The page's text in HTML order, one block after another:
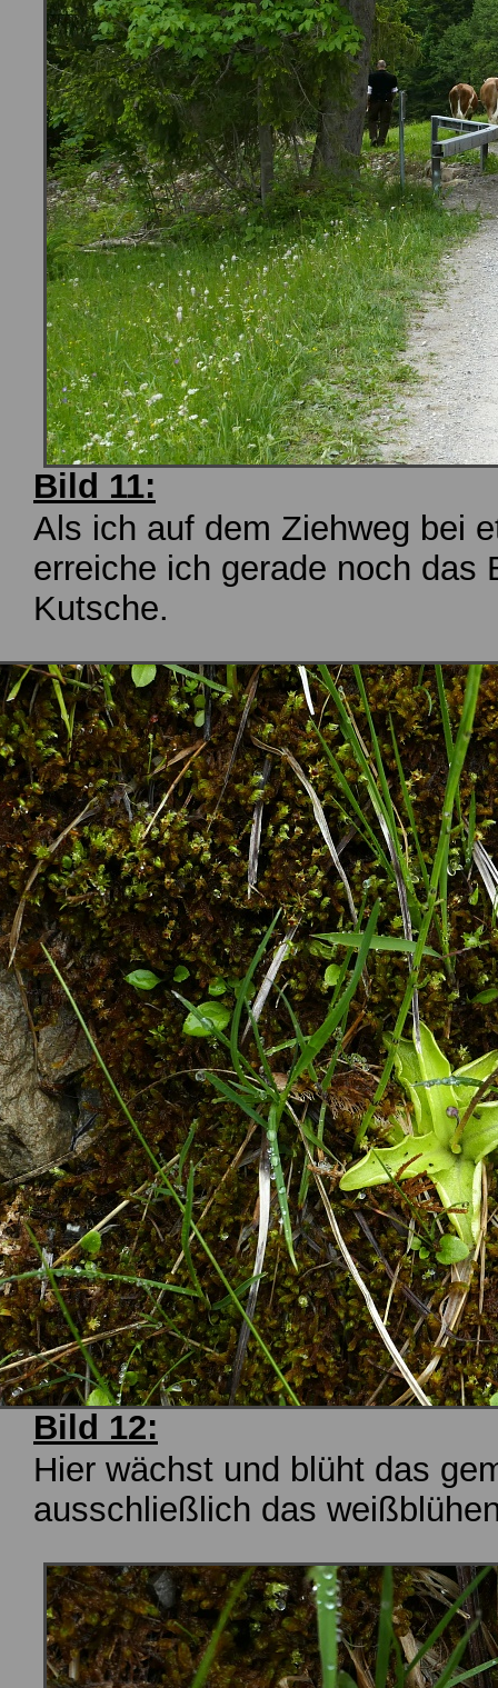
Bild 11:
Als ich auf dem Ziehweg bei
erreiche ich gerade noch das
Kutsche.
Bild 12:
Hier wächst und blüht das
ausschließlich das